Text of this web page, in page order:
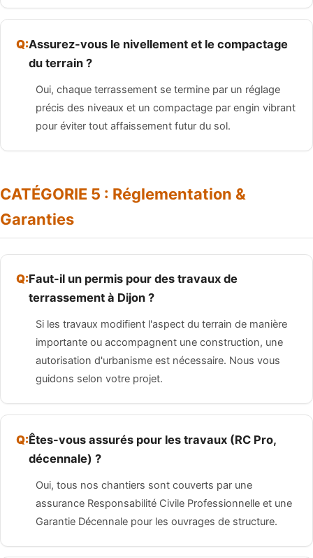
Assurez-vous le nivellement et le compactage
du terrain ?
Oui, chaque terrassement se termine par un réglage
précis des niveaux et un compactage par engin vibrant
pour éviter tout affaissement futur du sol.
CATÉGORIE 5 : Réglementation &
Garanties
Faut-il un permis pour des travaux de
terrassement à Dijon ?
Si les travaux modifient l'aspect du terrain de manière
importante ou accompagnent une construction, une
autorisation d'urbanisme est nécessaire. Nous vous
guidons selon votre projet.
Êtes-vous assurés pour les travaux (RC Pro,
décennale) ?
Oui, tous nos chantiers sont couverts par une
assurance Responsabilité Civile Professionnelle et une
Garantie Décennale pour les ouvrages de structure.